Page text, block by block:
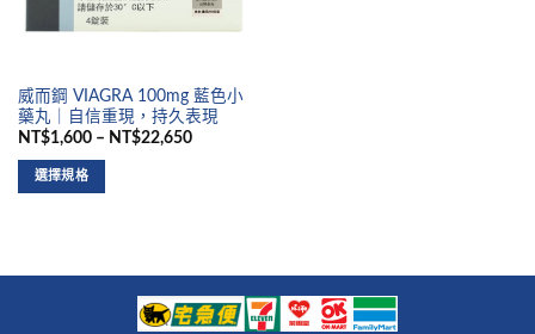
威而鋼 VIAGRA 100mg 藍色小
藥丸｜自信重現，持久表現
NT$1,600 – NT$22,650
選擇規格